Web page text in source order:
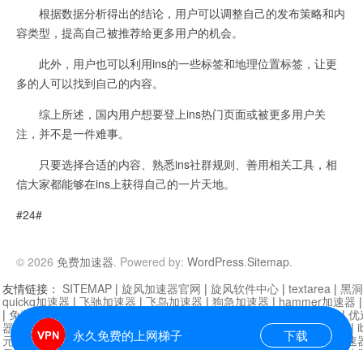
根据数据分析得出的结论，用户可以调整自己的发布策略和内
容类型，提高自己被推荐给更多用户的机会。
此外，用户也可以利用ins的一些标签和地理位置标签，让更
多的人可以找到自己的内容。
综上所述，国内用户想要登上ins热门页面或被更多用户关
注，并不是一件难事。
只要选择合适的内容、熟悉ins社群规则、善用相关工具，相
信大家都能够在ins上获得自己的一片天地。
#24#
© 2026 免费加速器. Powered by: WordPress.Sitemap.
永久免费的上网梯子 下载
友情链接： SITEMAP | 旋风加速器官网 | 旋风软件中心 | textarea | 黑
quickq加速器 | 飞驰加速器 | 飞鸟加速器 | 狗急加速器 | hammer加速器
| 免费vqn加速外网 迷雾通|优
器| 快柠檬加速器 |黑洞加速 |falemon 快橙加速器|anycast加速器 |
元机场加速器 |一元机场|老王加速器 | 白石山|
小牛加速